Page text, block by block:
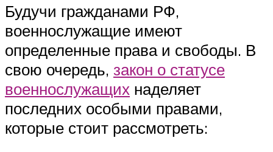
Будучи гражданами РФ,
военнослужащие имеют
определенные права и свободы. В
свою очередь, закон о статусе
военнослужащих наделяет
последних особыми правами,
которые стоит рассмотреть: